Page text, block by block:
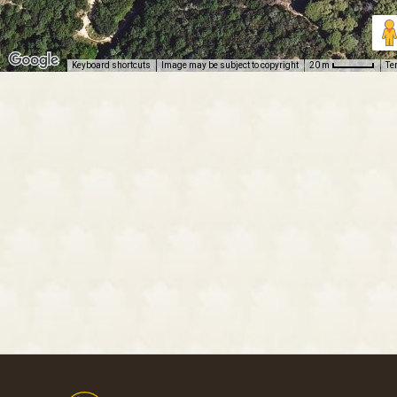
Keyboard shortcuts Image may be subject to copyright 20 m